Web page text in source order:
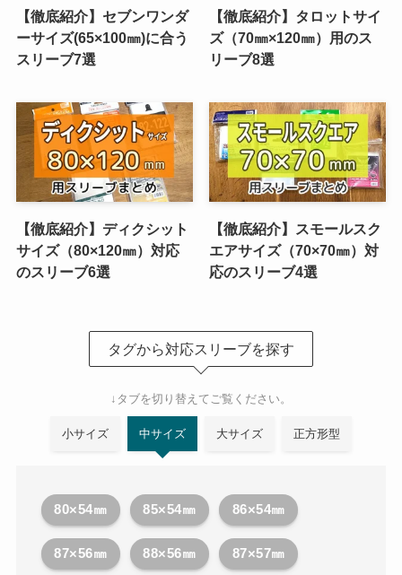
【徹底紹介】セブンワンダ
ーサイズ(65×100㎜)に合う
スリーブ7選
【徹底紹介】タロットサイ
ズ（70㎜×120㎜）用のス
リーブ8選
【徹底紹介】ディクシット
サイズ（80×120㎜）対応
のスリーブ6選
【徹底紹介】スモールスク
エアサイズ（70×70㎜）対
応のスリーブ4選
タグから対応スリーブを探す
↓タブを切り替えてご覧ください。
小サイズ 中サイズ 大サイズ 正方形型
80×54㎜ 85×54㎜ 86×54㎜
87×56㎜ 88×56㎜ 87×57㎜